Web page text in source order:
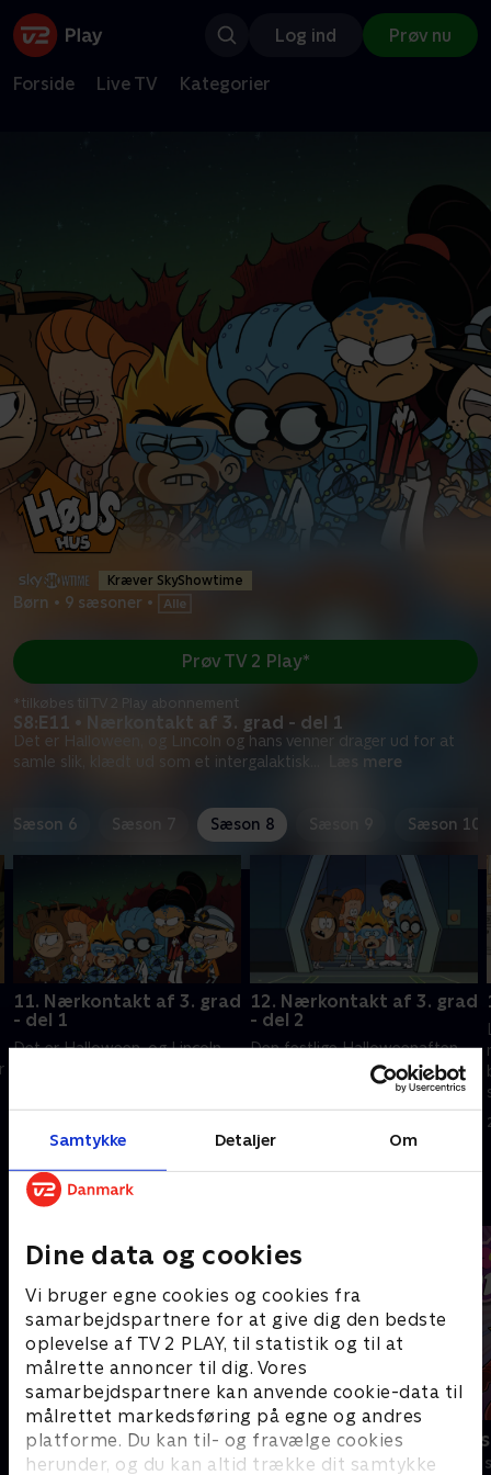
Samtykke Detaljer Om
Dine data og cookies
Vi bruger egne cookies og cookies fra
samarbejdspartnere for at give dig den bedste
oplevelse af TV 2 PLAY, til statistik og til at
målrette annoncer til dig. Vores
samarbejdspartnere kan anvende cookie-data til
målrettet markedsføring på egne og andres
platforme. Du kan til- og fravælge cookies
herunder, og du kan altid trække dit samtykke
Log ind Prøv nu
Forside Live TV Kategorier
Kræver SkyShowtime
Børn • 9 sæsoner •
S8:E11 • Nærkontakt af 3. grad - del 1
Det er Halloween, og Lincoln og hans venner drager ud for at
samle slik, klædt ud som et intergalaktisk
Læs mere
Prøv TV 2 Play*
*tilkøbes til TV 2 Play abonnement
Sæson 6 Sæson 7 Sæson 8 Sæson 10
11. Nærkontakt af 3. grad
- del 1
Det er Halloween, og Lincoln
intergalaktisk mandskab kaldet
Planetens Beskyttelsespatrulje.
31. januar 2026 • 21 min
12. Nærkontakt af 3. grad
- del 2
Den festlige Halloweenaften
tager en uhyggelig drejning, da
folk pludselig begynder at
forsvinde sporløst i mørket.
31. januar 2026 • 21 min
Andre så også
Modig og havfruen
Børneserier • 1 sæsoner
Totally Spies
Børneserier • 2